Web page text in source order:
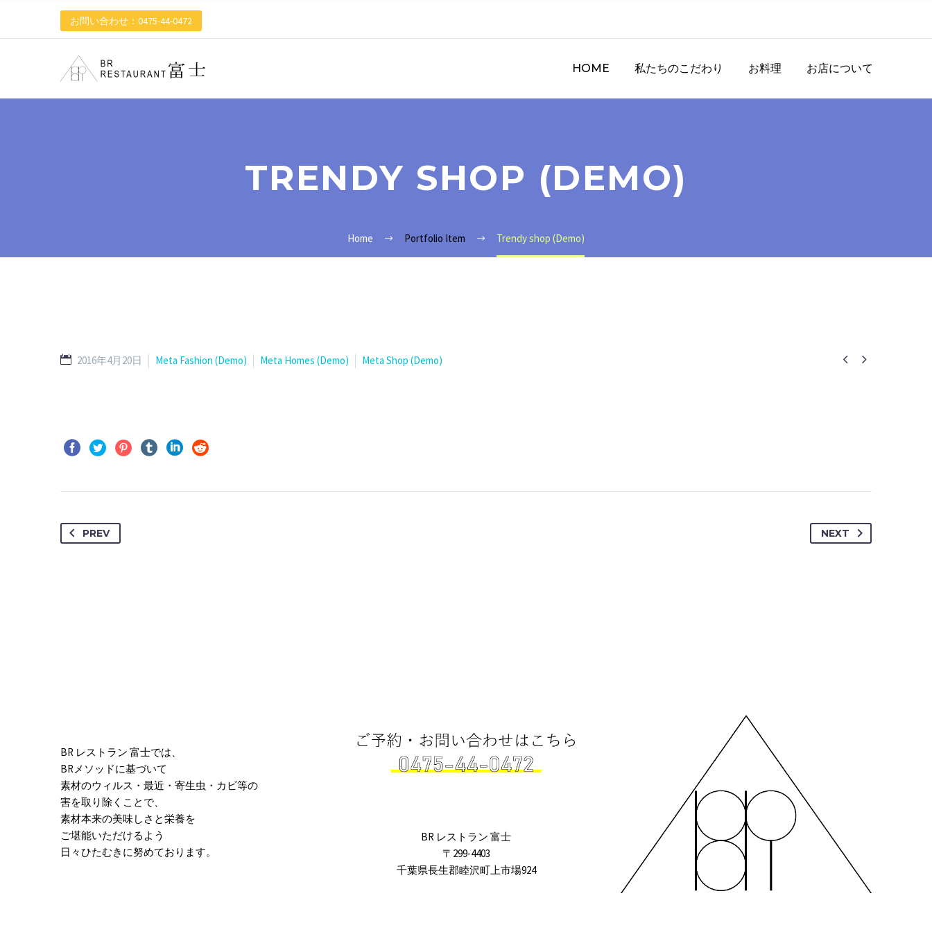
お問い合わせ：0475-44-0472
HOME 私たちのこだわり お料理 お店について
TRENDY SHOP (DEMO)
Home Portfolio Item Trendy shop (Demo)
 
2016年4月20日 Meta Fashion (Demo) Meta Homes (Demo) Meta Shop (Demo)
PREV NEXT
BR レストラン 富士では、
BRメソッドに基づいて
素材のウィルス・最近・寄生虫・カビ等の
害を取り除くことで、
素材本来の美味しさと栄養を
ご堪能いただけるよう
日々ひたむきに努めております。
BR レストラン 富士
〒299-4403
千葉県長生郡睦沢町上市場924